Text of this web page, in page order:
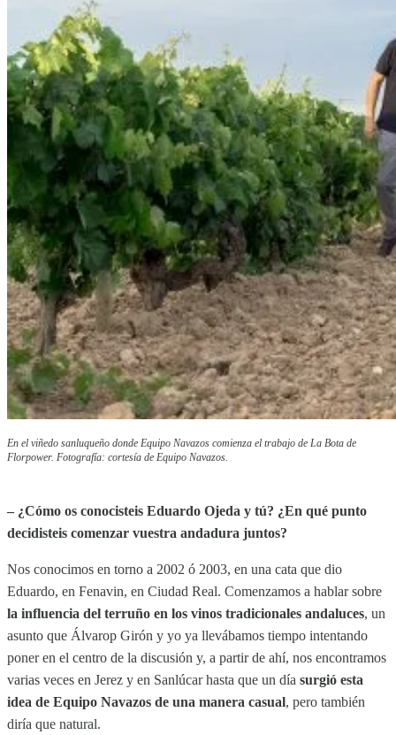
En el viñedo sanluqueño donde Equipo Navazos comienza el trabajo de La Bota de
Florpower. Fotografía: cortesía de Equipo Navazos.
– ¿Cómo os conocisteis Eduardo Ojeda y tú? ¿En qué punto
decidisteis comenzar vuestra andadura juntos?
Nos conocimos en torno a 2002 ó 2003, en una cata que dio
Eduardo, en Fenavin, en Ciudad Real. Comenzamos a hablar sobre
la influencia del terruño en los vinos tradicionales andaluces, un
asunto que Álvarop Girón y yo ya llevábamos tiempo intentando
poner en el centro de la discusión y, a partir de ahí, nos encontramos
varias veces en Jerez y en Sanlúcar hasta que un día surgió esta
idea de Equipo Navazos de una manera casual, pero también
diría que natural.